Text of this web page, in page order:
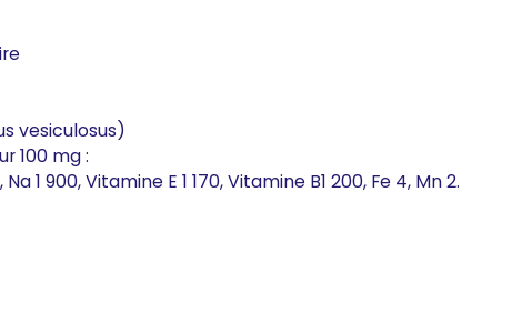
vesiculosus)
100 mg :
1 900, Vitamine E 1 170, Vitamine B1 200, Fe 4, Mn 2.